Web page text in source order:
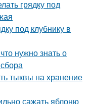
грядку под
под клубнику в
нужно знать о
тыквы на хранение
сажать яблоню